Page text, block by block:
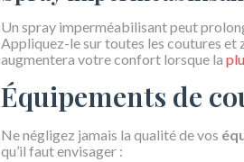
Un spray imperméabilisant peut
Appliquez-le sur toutes les coutures et
augmentera votre confort lorsque la
Équipements de
Ne négligez jamais la qualité de vos
qu’il faut envisager :